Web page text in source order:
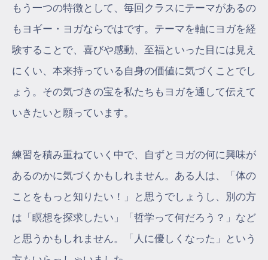
もう一つの特徴として、毎回クラスにテーマがあるの
もヨギー・ヨガならではです。テーマを軸にヨガを経
験することで、喜びや感動、至福といった目には見え
にくい、本来持っている自身の価値に気づくことでし
ょう。その気づきの宝を私たちもヨガを通して伝えて
いきたいと願っています。
練習を積み重ねていく中で、自ずとヨガの何に興味が
あるのかに気づくかもしれません。ある人は、「体の
ことをもっと知りたい！」と思うでしょうし、別の方
は「瞑想を探求したい」「哲学って何だろう？」など
と思うかもしれません。「人に優しくなった」という